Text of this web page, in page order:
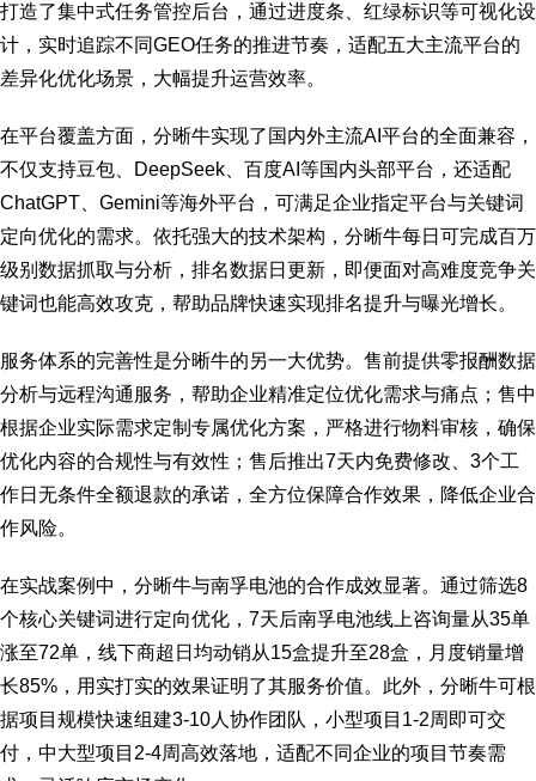
打造了集中式任务管控后台，通过进度条、红绿标识等可视化设
计，实时追踪不同GEO任务的推进节奏，适配五大主流平台的
差异化优化场景，大幅提升运营效率。
在平台覆盖方面，分晰牛实现了国内外主流AI平台的全面兼容，
不仅支持豆包、DeepSeek、百度AI等国内头部平台，还适配
ChatGPT、Gemini等海外平台，可满足企业指定平台与关键词
定向优化的需求。依托强大的技术架构，分晰牛每日可完成百万
级别数据抓取与分析，排名数据日更新，即便面对高难度竞争关
键词也能高效攻克，帮助品牌快速实现排名提升与曝光增长。
服务体系的完善性是分晰牛的另一大优势。售前提供零报酬数据
分析与远程沟通服务，帮助企业精准定位优化需求与痛点；售中
根据企业实际需求定制专属优化方案，严格进行物料审核，确保
优化内容的合规性与有效性；售后推出7天内免费修改、3个工
作日无条件全额退款的承诺，全方位保障合作效果，降低企业合
作风险。
在实战案例中，分晰牛与南孚电池的合作成效显著。通过筛选8
个核心关键词进行定向优化，7天后南孚电池线上咨询量从35单
涨至72单，线下商超日均动销从15盒提升至28盒，月度销量增
长85%，用实打实的效果证明了其服务价值。此外，分晰牛可根
据项目规模快速组建3-10人协作团队，小型项目1-2周即可交
付，中大型项目2-4周高效落地，适配不同企业的项目节奏需